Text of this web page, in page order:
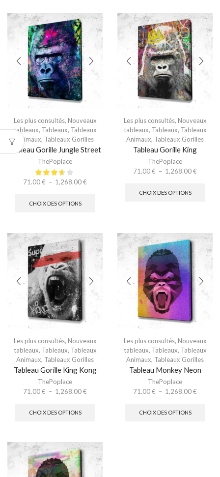
Les plus consultés, Nouveaux
tableaux, Tableaux, Tableaux
Animaux, Tableaux Gorilles
Tableau Gorille Jungle Street
ThePoplace
71.00€ – 1,268.00€
CHOIX DES OPTIONS
Les plus consultés, Nouveaux
tableaux, Tableaux, Tableaux
Animaux, Tableaux Gorilles
Tableau Gorille King
ThePoplace
71.00€ – 1,268.00€
CHOIX DES OPTIONS
Les plus consultés, Nouveaux
tableaux, Tableaux, Tableaux
Animaux, Tableaux Gorilles
Tableau Gorille King Kong
ThePoplace
71.00€ – 1,268.00€
CHOIX DES OPTIONS
Les plus consultés, Nouveaux
tableaux, Tableaux, Tableaux
Animaux, Tableaux Gorilles
Tableau Monkey Neon
ThePoplace
71.00€ – 1,268.00€
CHOIX DES OPTIONS